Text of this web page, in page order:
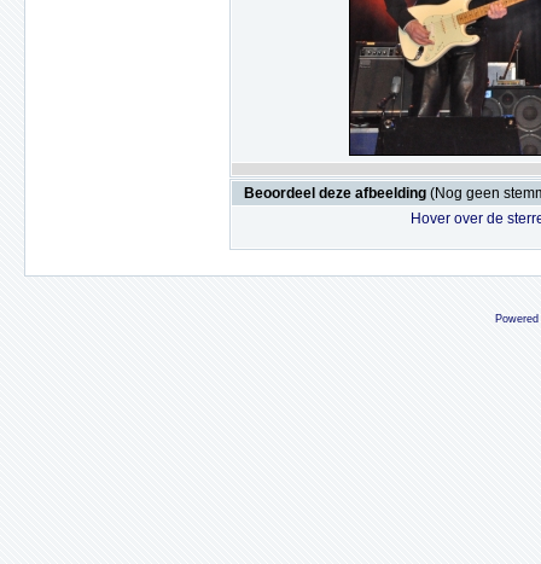
Beoordeel deze afbeelding (Nog geen
Hover over de